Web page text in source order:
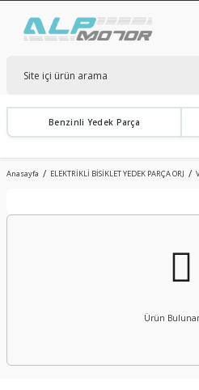
Benzinli Yedek Parça
Anasayfa ELEKTRİKLİ BİSİKLET YEDEK PARÇA ORJ
Ürün